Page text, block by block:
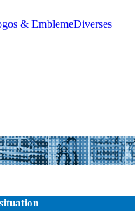
& EmblemeDiverses